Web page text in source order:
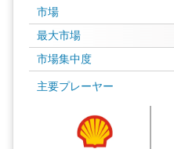
市場
最大市場
市場集中度
主要プレーヤー